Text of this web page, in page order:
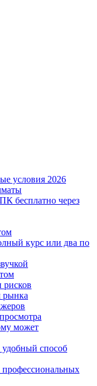
условия 2026
бесплатно через
курс или два по
рисков
рынка
может
способ